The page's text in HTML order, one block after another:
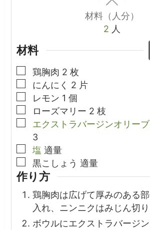
材料（人分）
2 人
材料
▢
鶏胸肉 2 枚
▢
にんにく 2 片
▢
レモン 1 個
▢
ローズマリー 2 枝
▢
エクストラバージンオリー
3
▢
塩 適量
▢
黒こしょう 適量
作り方
鶏胸肉は広げて厚みのある
入れ、ニンニクはみじん切り
ボウルにエクストラバージ